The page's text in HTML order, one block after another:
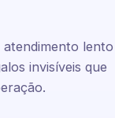
atendimento lento
invisíveis que